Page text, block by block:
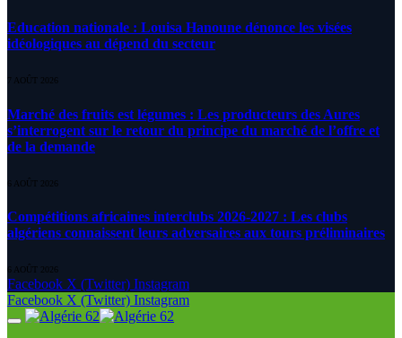
Education nationale : Louisa Hanoune dénonce les visées
idéologiques au dépend du secteur
7 AOÛT 2026
Marché des fruits est légumes : Les producteurs des Aures
s’interrogent sur le retour du principe du marché de l’offre et
de la demande
6 AOÛT 2026
Compétitions africaines interclubs 2026-2027 : Les clubs
algériens connaissent leurs adversaires aux tours préliminaires
6 AOÛT 2026
Facebook X (Twitter) Instagram
Facebook X (Twitter) Instagram